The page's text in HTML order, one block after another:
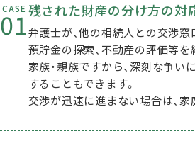
CASE
01残された財産の分け方の対
弁護士が、他の相続人との交渉窓
預貯金の探索、不動産の評価等
家族・親族ですから、深刻な争
することもできます。
交渉が迅速に進まない場合は、